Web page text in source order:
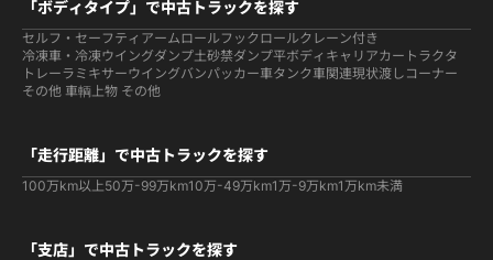
「ボディタイプ」で中古トラックを探す
セルフ・セーフティ アームロールフックロールクレーン付き
冷凍車・冷凍ウイングダンプ土砂禁ダンプ平ボディ キャリアカー トラクタ
トレーラ ミキサーウイングバンパッカー車タンク車関連現状渡しコーナー
その他 車輌 上物 その他
「走行距離」で中古トラックを探す
100万km以上50万-99万km10万-49万km1万-9万km1万km未満
「支店」で中古トラックを探す